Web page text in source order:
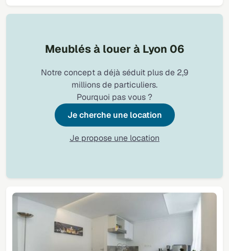
Meublés à louer à Lyon 06
Notre concept a déjà séduit plus de 2,9
millions de particuliers.
Pourquoi pas vous ?
Je cherche une location
Je propose une location